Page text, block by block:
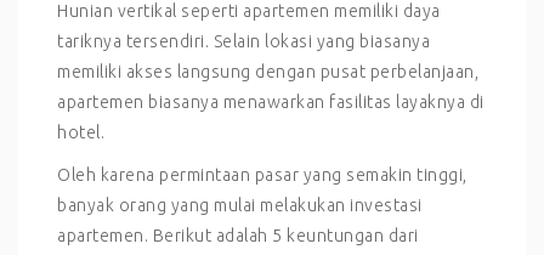
Hunian vertikal seperti apartemen memiliki daya
tariknya tersendiri. Selain lokasi yang biasanya
memiliki akses langsung dengan pusat perbelanjaan,
apartemen biasanya menawarkan fasilitas layaknya di
hotel.
Oleh karena permintaan pasar yang semakin tinggi,
banyak orang yang mulai melakukan investasi
apartemen. Berikut adalah 5 keuntungan dari